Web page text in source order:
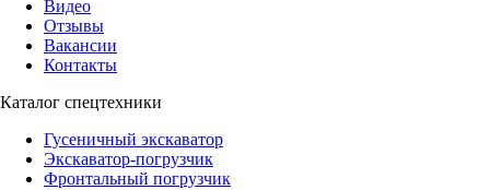
Видео
Отзывы
Вакансии
Контакты
Каталог спецтехники
Гусеничный экскаватор
Экскаватор-погрузчик
Фронтальный погрузчик